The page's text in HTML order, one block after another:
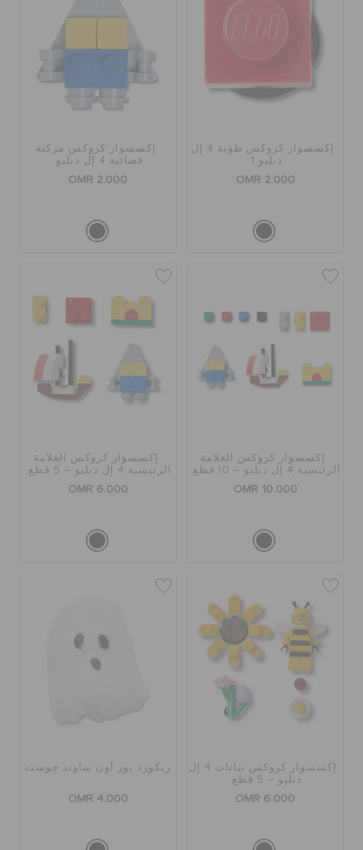
إكسسوار كروكس طوبة 4 إل
دبليو 1
OMR 2.000
إكسسوار كروكس مركبة
فضائية 4 إل دبليو
OMR 2.000
إكسسوار كروكس العلامة
الرئيسية 4 إل دبليو – 10 قطع
OMR 10.000
إكسسوار كروكس العلامة
الرئيسية 4 إل دبليو – 5 قطع
OMR 6.000
إكسسوار كروكس نباتات 4 إل
دبليو – 5 قطع
OMR 6.000
ريكورد يور أون ساوند جوست
OMR 4.000